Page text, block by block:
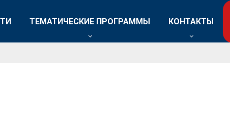
ТЕМАТИЧЕСКИЕ ПРОГРАММЫ КОНТАКТЫ